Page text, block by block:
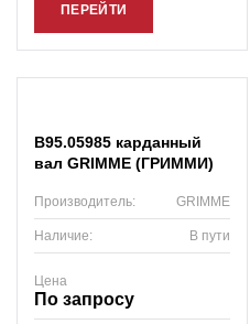
ПЕРЕЙТИ
B95.05985 карданный
вал GRIMME (ГРИММИ)
Производитель: GRIMME
Наличие: В пути
Цена
По запросу